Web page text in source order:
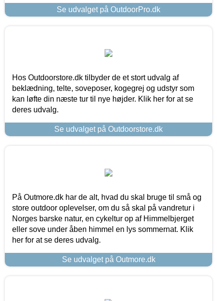
Se udvalget på OutdoorPro.dk
Hos Outdoorstore.dk tilbyder de et stort udvalg af
beklædning, telte, soveposer, kogegrej og udstyr som
kan løfte din næste tur til nye højder. Klik her for at se
deres udvalg.
Se udvalget på Outdoorstore.dk
På Outmore.dk har de alt, hvad du skal bruge til små og
store outdoor oplevelser, om du så skal på vandretur i
Norges barske natur, en cykeltur op af Himmelbjerget
eller sove under åben himmel en lys sommernat. Klik
her for at se deres udvalg.
Se udvalget på Outmore.dk